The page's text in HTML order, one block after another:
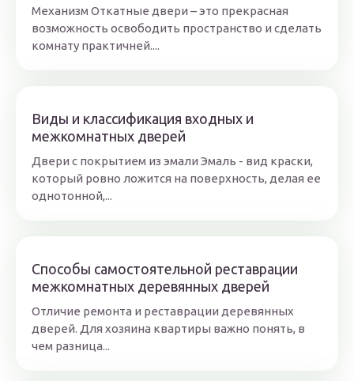
Механизм Откатные двери – это прекрасная
возможность освободить пространство и сделать
комнату практичней....
Виды и классификация входных и
межкомнатных дверей
Двери с покрытием из эмали Эмаль - вид краски,
который ровно ложится на поверхность, делая ее
однотонной,...
Способы самостоятельной реставрации
межкомнатных деревянных дверей
Отличие ремонта и реставрации деревянных
дверей. Для хозяина квартиры важно понять, в
чем разница...